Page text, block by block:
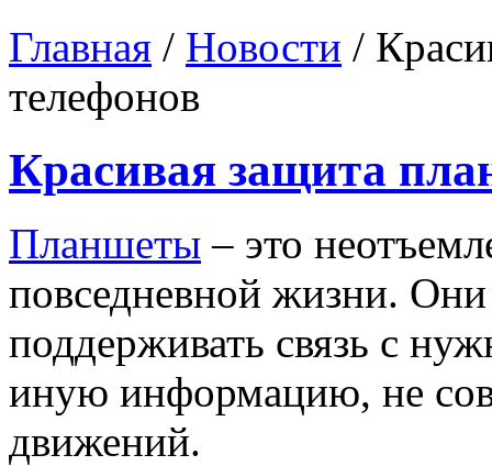
Главная / Новости /
телефонов
Красивая защита
Планшеты – это
повседневной жизни.
поддерживать связь с
иную информацию, не
движений.